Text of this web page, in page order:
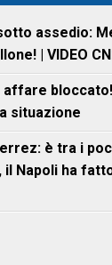
assedio:
| VIDEO
affare
situazione
è tra i
Napoli ha